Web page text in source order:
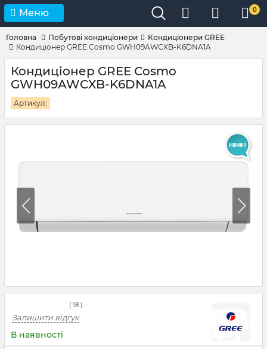
Меню 0
Головна Побутові кондиціонери
Кондиціонери GREE
Кондиціонер GREE Сosmo GWH09AWCXB-K6DNA1A
Кондиціонер GREE Сosmo
GWH09AWCXB-K6DNA1A
Артикул:
( 18 )
Залишити відгук
В наявності